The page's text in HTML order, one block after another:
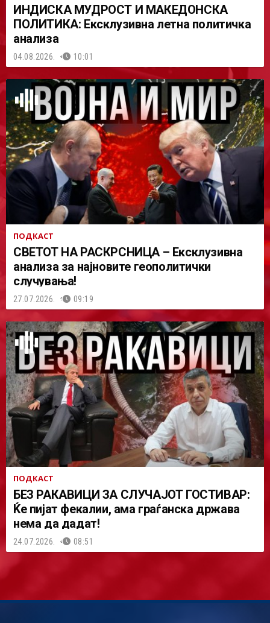
ИНДИСКА МУДРОСТ И МАКЕДОНСКА
ПОЛИТИКА: Ексклузивна летна политичка
анализа
04.08.2026. 10:01
ПОДКАСТ
СВЕТОТ НА РАСКРСНИЦА – Ексклузивна
анализа за најновите геополитички
случувања!
27.07.2026. 09:19
ПОДКАСТ
БЕЗ РАКАВИЦИ ЗА СЛУЧАЈОТ ГОСТИВАР:
Ќе пијат фекалии, ама граѓанска држава
нема да дадат!
24.07.2026. 08:51